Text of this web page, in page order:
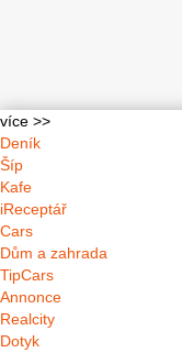
více >>
Deník
Šíp
Kafe
iReceptář
Cars
Dům a zahrada
TipCars
Annonce
Realcity
Dotyk